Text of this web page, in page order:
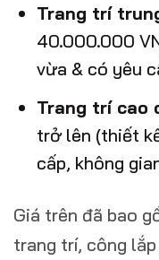
Trang trí
40.000.000
vừa & có yêu
Trang trí cao
trở lên (thiết
cấp, không
Giá trên đã bao
trang trí, công